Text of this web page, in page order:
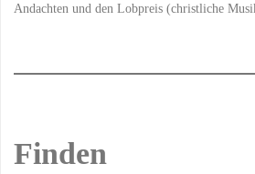
Andachten und den Lobpreis (christliche
Finden